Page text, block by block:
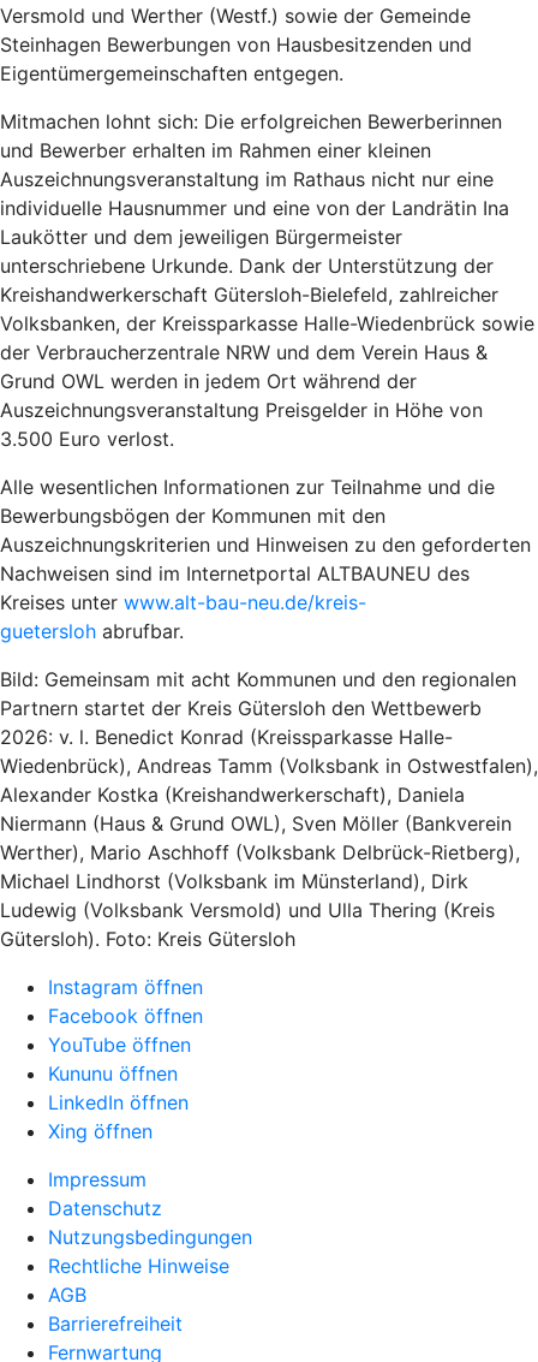
Versmold und Werther (Westf.) sowie der Gemeinde
Steinhagen Bewerbungen von Hausbesitzenden und
Eigentümergemeinschaften entgegen.
Mitmachen lohnt sich: Die erfolgreichen Bewerberinnen
und Bewerber erhalten im Rahmen einer kleinen
Auszeichnungsveranstaltung im Rathaus nicht nur eine
individuelle Hausnummer und eine von der Landrätin Ina
Laukötter und dem jeweiligen Bürgermeister
unterschriebene Urkunde. Dank der Unterstützung der
Kreishandwerkerschaft Gütersloh-Bielefeld, zahlreicher
Volksbanken, der Kreissparkasse Halle-Wiedenbrück sowie
der Verbraucherzentrale NRW und dem Verein Haus &
Grund OWL werden in jedem Ort während der
Auszeichnungsveranstaltung Preisgelder in Höhe von
3.500 Euro verlost.
Alle wesentlichen Informationen zur Teilnahme und die
Bewerbungsbögen der Kommunen mit den
Auszeichnungskriterien und Hinweisen zu den geforderten
Nachweisen sind im Internetportal ALTBAUNEU des
Kreises unter www.alt-bau-neu.de/kreis-
guetersloh abrufbar.
Bild: Gemeinsam mit acht Kommunen und den regionalen
Partnern startet der Kreis Gütersloh den Wettbewerb
2026: v. l. Benedict Konrad (Kreissparkasse Halle-
Wiedenbrück), Andreas Tamm (Volksbank in Ostwestfalen),
Alexander Kostka (Kreishandwerkerschaft), Daniela
Niermann (Haus & Grund OWL), Sven Möller (Bankverein
Werther), Mario Aschhoff (Volksbank Delbrück-Rietberg),
Michael Lindhorst (Volksbank im Münsterland), Dirk
Ludewig (Volksbank Versmold) und Ulla Thering (Kreis
Gütersloh). Foto: Kreis Gütersloh
Instagram öffnen
Facebook öffnen
YouTube öffnen
Kununu öffnen
LinkedIn öffnen
Xing öffnen
Impressum
Datenschutz
Nutzungsbedingungen
Rechtliche Hinweise
AGB
Barrierefreiheit
Fernwartung